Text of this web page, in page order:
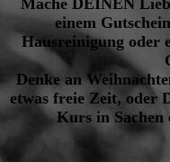
Mache DEINEN
einem
Hausreinigung oder
Denke an
etwas freie Zeit, oder
Kurs in Sachen